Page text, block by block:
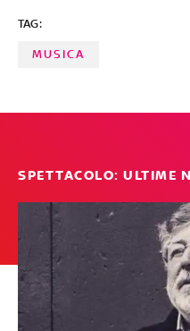
TAG:
MUSICA
SPETTACOLO: ULTIME